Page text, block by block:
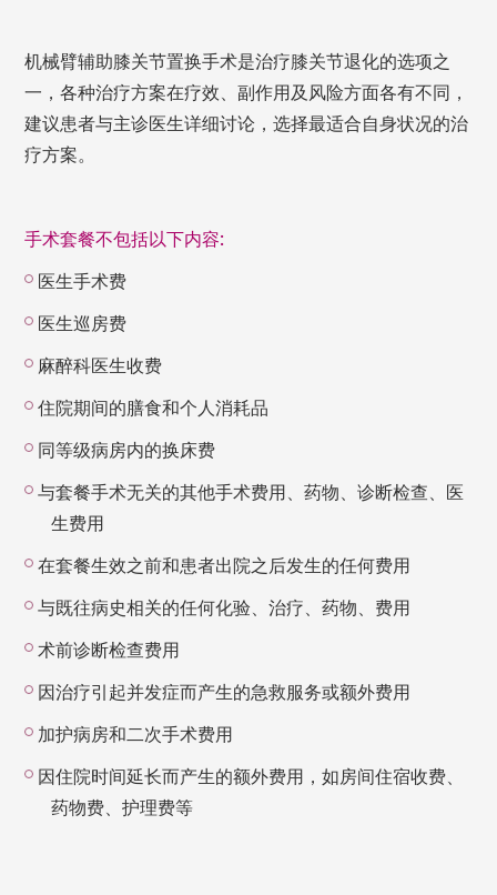
机械臂辅助膝关节置换手术是治疗膝关节退化的选项之
一，各种治疗方案在疗效、副作用及风险方面各有不同，
建议患者与主诊医生详细讨论，选择最适合自身状况的治
疗方案。
手术套餐不包括以下内容:
医生手术费
医生巡房费
麻醉科医生收费
住院期间的膳食和个人消耗品
同等级病房内的换床费
与套餐手术无关的其他手术费用、药物、诊断检查、医
生费用
在套餐生效之前和患者出院之后发生的任何费用
与既往病史相关的任何化验、治疗、药物、费用
术前诊断检查费用
因治疗引起并发症而产生的急救服务或额外费用
加护病房和二次手术费用
因住院时间延长而产生的额外费用，如房间住宿收费、
药物费、护理费等